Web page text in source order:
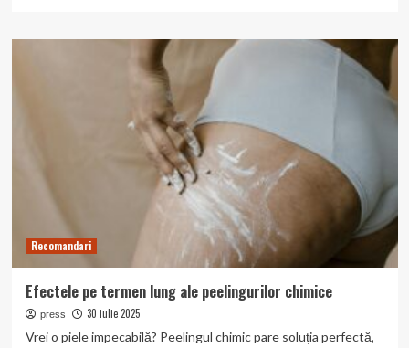
Disecția
Recomandari
Efectele pe termen lung ale peelingurilor chimice
press 30 iulie 2025
Vrei o piele impecabilă? Peelingul chimic pare soluția perfectă,